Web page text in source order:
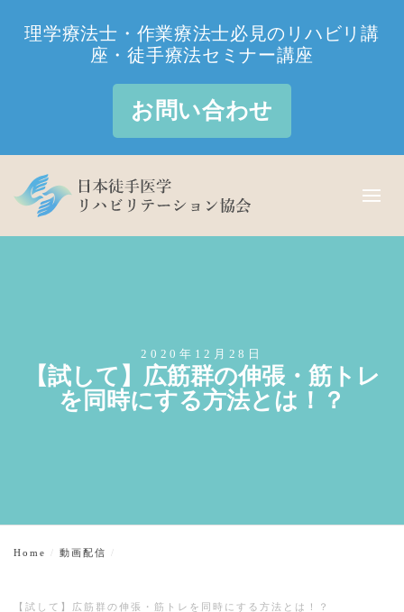
理学療法士・作業療法士必見のリハビリ講
座・徒手療法セミナー講座
お問い合わせ
2020年12月28日
【試して】広筋群の伸張・筋トレ
を同時にする方法とは！？
Home 動画配信
【試して】広筋群の伸張・筋トレを同時にする方法とは！？